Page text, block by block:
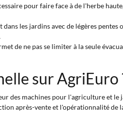
pour faire face à de l'herbe
les jardins avec de légères pentes
de ne pas se limiter à la seule
sur AgriEuro
des machines pour l'agriculture et le
après-vente et l'opérationnalité de